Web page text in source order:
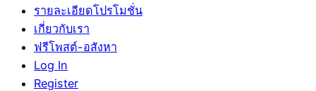
รายละเอียดโปรโมชั่น
เกี่ยวกับเรา
ฟรีโพสต์-อสังหา
Log In
Register